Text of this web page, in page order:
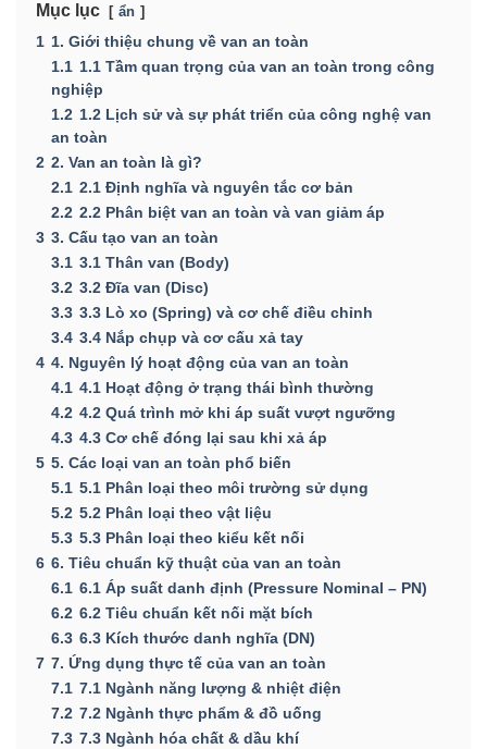
Mục lục ẩn
1 1. Giới thiệu chung về van an toàn
1.1 1.1 Tầm quan trọng của van an toàn trong công
nghiệp
1.2 1.2 Lịch sử và sự phát triển của công nghệ van
an toàn
2 2. Van an toàn là gì?
2.1 2.1 Định nghĩa và nguyên tắc cơ bản
2.2 2.2 Phân biệt van an toàn và van giảm áp
3 3. Cấu tạo van an toàn
3.1 3.1 Thân van (Body)
3.2 3.2 Đĩa van (Disc)
3.3 3.3 Lò xo (Spring) và cơ chế điều chỉnh
3.4 3.4 Nắp chụp và cơ cấu xả tay
4 4. Nguyên lý hoạt động của van an toàn
4.1 4.1 Hoạt động ở trạng thái bình thường
4.2 4.2 Quá trình mở khi áp suất vượt ngưỡng
4.3 4.3 Cơ chế đóng lại sau khi xả áp
5 5. Các loại van an toàn phổ biến
5.1 5.1 Phân loại theo môi trường sử dụng
5.2 5.2 Phân loại theo vật liệu
5.3 5.3 Phân loại theo kiểu kết nối
6 6. Tiêu chuẩn kỹ thuật của van an toàn
6.1 6.1 Áp suất danh định (Pressure Nominal – PN)
6.2 6.2 Tiêu chuẩn kết nối mặt bích
6.3 6.3 Kích thước danh nghĩa (DN)
7 7. Ứng dụng thực tế của van an toàn
7.1 7.1 Ngành năng lượng & nhiệt điện
7.2 7.2 Ngành thực phẩm & đồ uống
7.3 7.3 Ngành hóa chất & dầu khí